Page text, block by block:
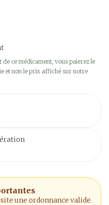
ce médicament, vous paierez le
et non le prix affiché sur notre
une ordonnance valide.